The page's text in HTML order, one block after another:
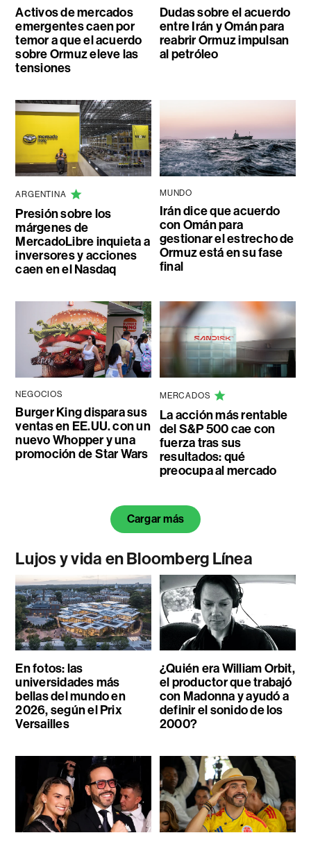
Activos de mercados
emergentes caen por
temor a que el acuerdo
sobre Ormuz eleve las
tensiones
Dudas sobre el acuerdo
entre Irán y Omán para
reabrir Ormuz impulsan
al petróleo
ARGENTINA
Presión sobre los
márgenes de
MercadoLibre inquieta a
inversores y acciones
caen en el Nasdaq
MUNDO
Irán dice que acuerdo
con Omán para
gestionar el estrecho de
Ormuz está en su fase
final
NEGOCIOS
Burger King dispara sus
ventas en EE.UU. con un
nuevo Whopper y una
promoción de Star Wars
MERCADOS
La acción más rentable
del S&P 500 cae con
fuerza tras sus
resultados: qué
preocupa al mercado
Cargar más
Lujos y vida en Bloomberg Línea
En fotos: las
universidades más
bellas del mundo en
2026, según el Prix
Versailles
¿Quién era William Orbit,
el productor que trabajó
con Madonna y ayudó a
definir el sonido de los
2000?